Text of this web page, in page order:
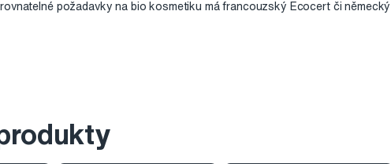
požadavky na bio kosmetiku má francouzský Ecocert či německý